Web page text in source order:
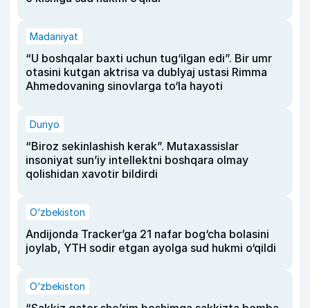
Madaniyat
“U boshqalar baxti uchun tug‘ilgan edi”. Bir umr
otasini kutgan aktrisa va dublyaj ustasi Rimma
Ahmedovaning sinovlarga to‘la hayoti
Dunyo
“Biroz sekinlashish kerak”. Mutaxassislar
insoniyat sun’iy intellektni boshqara olmay
qolishidan xavotir bildirdi
O‘zbekiston
Andijonda Tracker’ga 21 nafar bog‘cha bolasini
joylab, YTH sodir etgan ayolga sud hukmi o‘qildi
O‘zbekiston